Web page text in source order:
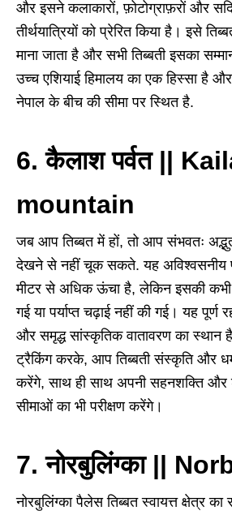
और इसने कलाकारों, फ़ोटोग्राफ़रों और
तीर्थयात्रियों को प्रेरित किया है। इसे
माना जाता है और सभी तिब्बती इसका
उच्च एशियाई हिमालय का एक हिस्सा है
नेपाल के बीच की सीमा पर स्थित है.
6. कैलाश पर्वत ||
mountain
जब आप तिब्बत में हों, तो आप संभवतः
देखने से नहीं चूक सकते. यह अविश्वसनीय
मीटर से अधिक ऊंचा है, लेकिन इसकी
गई या पर्याप्त चढ़ाई नहीं की गई। यह पूर्ण
और समृद्ध सांस्कृतिक वातावरण का स्थान
ट्रैकिंग करके, आप तिब्बती संस्कृति और
करेंगे, साथ ही साथ अपनी सहनशक्ति और
सीमाओं का भी परीक्षण करेंगे।
7. नोरबुलिंग्का ||
नोरबुलिंग्का पैलेस तिब्बत स्वायत्त क्षेत्र का